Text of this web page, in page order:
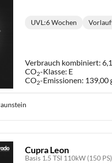
UVL:6 Wochen
Verbrauch kombiniert:
CO2-Klasse: E
CO2-Emissionen: 139,00
Cupra Leon
Basis 1.5 TSI 110kW (150